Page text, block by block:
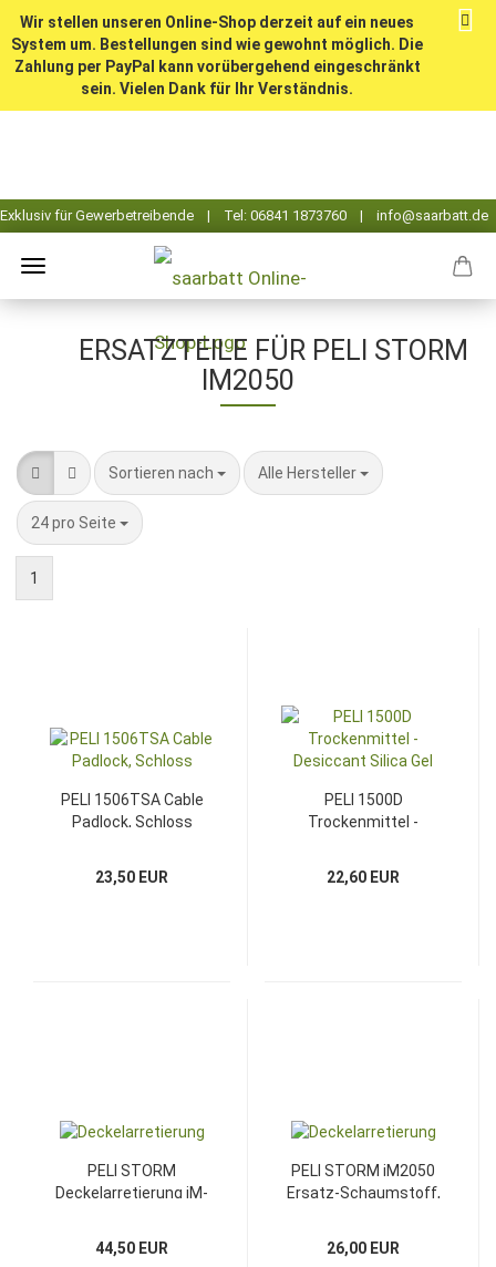
Wir stellen unseren Online-Shop derzeit auf ein neues
System um. Bestellungen sind wie gewohnt möglich. Die
Zahlung per PayPal kann vorübergehend eingeschränkt
sein. Vielen Dank für Ihr Verständnis.
ERSATZTEILE FÜR PELI STORM
IM2050
Sortieren nach
Sortieren nach Alle Hersteller
pro Seite
24 pro Seite
pro Seite
1
PELI 1506TSA Cable
Padlock, Schloss
23,50 EUR
PELI 1500D
Trockenmittel -
22,60 EUR
PELI STORM
Deckelarretierung iM-
44,50 EUR
PELI STORM iM2050
Ersatz-Schaumstoff,
26,00 EUR